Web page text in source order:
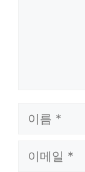
이
이